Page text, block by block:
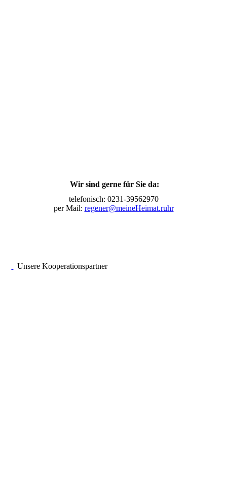
Wir sind gerne für Sie da:
telefonisch: 0231-39562970
per Mail: regener@meineHeimat.ruhr
Unsere Kooperationspartner